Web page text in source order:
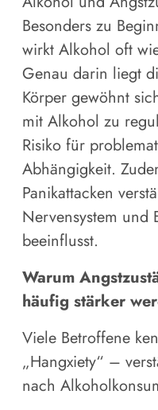
Besonders zu
wirkt Alkohol oft
Genau darin liegt
Körper gewöhnt
mit Alkohol zu
Risiko für
Abhängigkeit.
Panikattacken
Nervensystem und
beeinflusst.
Warum
häufig stärker
Viele Betroffene
„Hangxiety“ –
nach